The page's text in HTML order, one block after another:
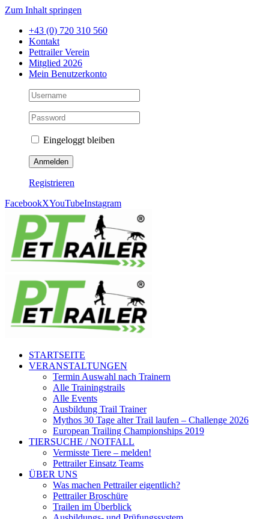
Zum Inhalt springen
+43 (0) 720 310 560
Kontakt
Pettrailer Verein
Mitglied 2026
Mein Benutzerkonto
Eingeloggt bleiben
Registrieren
FacebookXYouTubeInstagram
STARTSEITE
VERANSTALTUNGEN
Termin Auswahl nach Trainern
Alle Trainingstrails
Alle Events
Ausbildung Trail Trainer
Mythos 30 Tage alter Trail laufen – Challenge 2026
European Trailing Championships 2019
TIERSUCHE / NOTFALL
Vermisste Tiere – melden!
Pettrailer Einsatz Teams
ÜBER UNS
Was machen Pettrailer eigentlich?
Pettrailer Broschüre
Trailen im Überblick